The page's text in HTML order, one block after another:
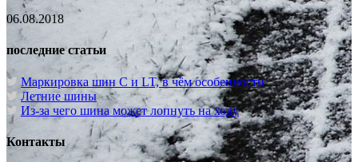
06.08.2018
последние статьи
Маркировка шин C и LT, в чём особенности
Летние шины
Из-за чего шина может лопнуть на ходу
Контакты